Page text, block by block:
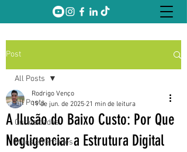
Post
All Posts
Curiosidades
Mitos e Verdades
All Posts
A Ilusão do Baixo Custo: Por Que
Negligenciar a Estrutura Digital
Rodrigo Venço
19 de jun. de 2025 21 min de leitura